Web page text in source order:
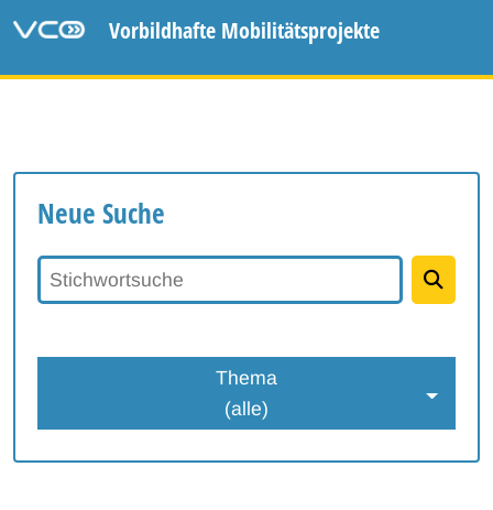
Vorbildhafte Mobilitätsprojekte
Neue Suche
Stichwortsuche
Thema
(alle)